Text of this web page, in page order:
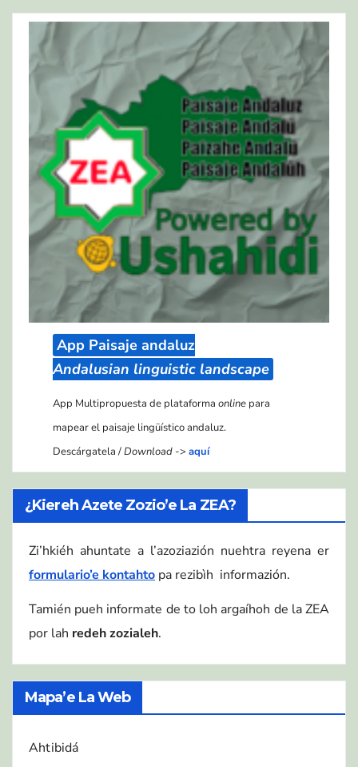
App Paisaje andaluz
Andalusian linguistic landscape
App Multipropuesta de plataformaonline para
mapear el paisaje lingüístico andaluz.
Descárgatela /Download ->aquí
¿Kiereh Azete Zozio’e La ZEA?
Zi’hkiéh ahuntate a l’azoziazión nuehtra reyena er
formulario’e kontahto pa rezibìh informazión.
Tamién pueh informate de to loh argaíhoh de la ZEA
por lah redeh zozialeh.
Mapa’e La Web
Ahtibidá